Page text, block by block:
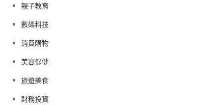
親子教育
數碼科技
消費購物
美容保健
旅遊美食
財務投資